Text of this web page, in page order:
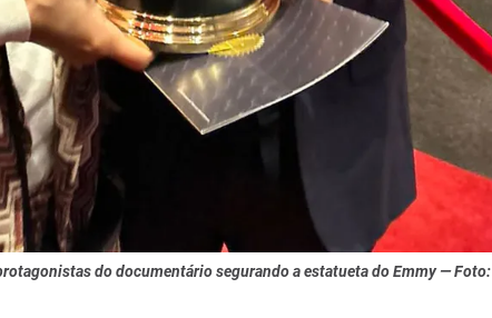
do documentário segurando a estatueta do Emmy — Foto: